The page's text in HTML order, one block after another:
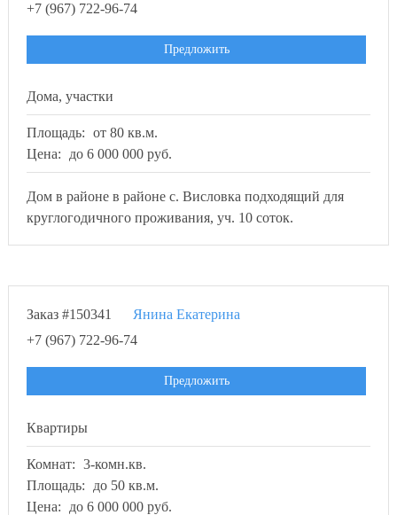
+7 (967) 722-96-74
Предложить
Дома, участки
Площадь: от 80 кв.м.
Цена:
до 6 000 000 руб.
Дом в районе в районе с. Висловка подходящий для
круглогодичного проживания, уч. 10 соток.
Заказ #150341
Янина Екатерина
+7 (967) 722-96-74
Предложить
Квартиры
Комнат: 3-комн.кв.
Площадь:
до 50 кв.м.
Цена:
до 6 000 000 руб.